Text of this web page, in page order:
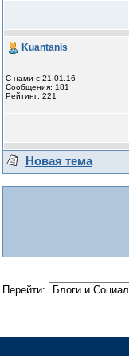
Kuantanis
С нами с 21.01.16
Сообщения: 181
Рейтинг: 221
Новая тема
Перейти: